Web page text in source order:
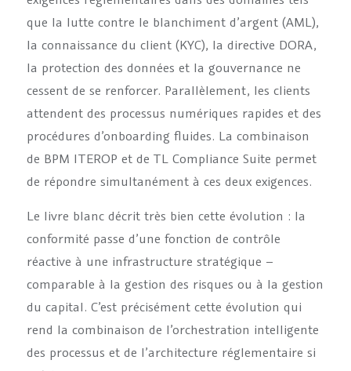
que la lutte contre le blanchiment d’argent (AML),
la connaissance du client (KYC), la directive DORA,
la protection des données et la gouvernance ne
cessent de se renforcer. Parallèlement, les clients
attendent des processus numériques rapides et des
procédures d’onboarding fluides. La combinaison
de BPM ITEROP et de TL Compliance Suite permet
de répondre simultanément à ces deux exigences.
Le livre blanc décrit très bien cette évolution : la
conformité passe d’une fonction de contrôle
réactive à une infrastructure stratégique –
comparable à la gestion des risques ou à la gestion
du capital. C’est précisément cette évolution qui
rend la combinaison de l’orchestration intelligente
des processus et de l’architecture réglementaire si